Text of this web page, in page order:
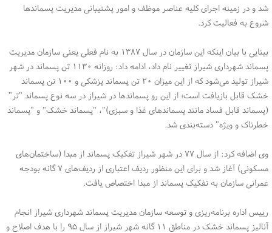
شد و در زمینه اجرای کلیه عناصر موظف و امور پشتیبانی مدیریت پسماندها
شروع به فعالیت کرد.
بینایی با بیان اینکه این سازمان در سال ۱۳۸۷ به نام فعلی یعنی سازمان مدیریت
پسماند شهرداری شیراز تغییر نام داد، ادامه داد: روزانه ۱۱۳۰ تن پسماند در شهر
شیراز تولید می‌شود که از این میزان ۲۰ تن پسماند پزشکی و ۱۰۰ تن پسماند
خشک قابل بازیافت است؛ از این رو پسماندها در شیراز در سه نوع پسماند "تر"
(پسماند قابل فساد مانند پسماندهای غذا و سبزی)"، "پسماند خشک" و "پسماند
خطرناک و ویژه" دسته‌بندی شد.
وی اضافه کرد: از سال ۷۷ در شهر شیراز تفکیک پسماند از مبدا (ساختمان‌های
مسکونی) آغاز شد و برای این منظور ردیف اعتباری از ردیف‌های ۷ گانه بودجه
عمرانی سازمان به تفکیک پسماند از مبدا اختصاص یافت.
رییس اداره برنامه‌ریزی و توسعه سازمان مدیریت پسماند شهرداری شیراز انجام
آنالیز پسماند خشک در مناطق ۱۱ گانه شهر شیراز از سال ۹۵ را با هدف اصلاح و